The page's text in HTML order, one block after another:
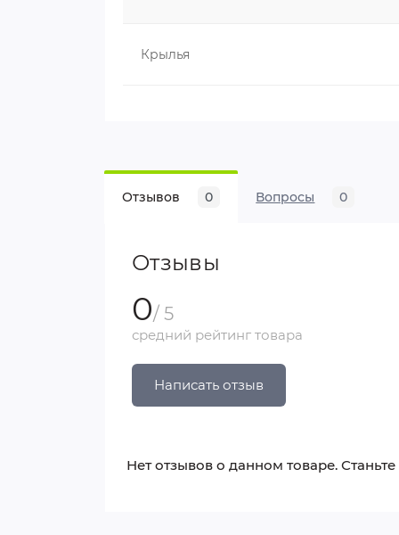
Крылья
Отзывов 0 Вопросы 0
Отзывы
0/ 5
средний рейтинг товара
Написать отзыв
Нет отзывов о данном товаре.